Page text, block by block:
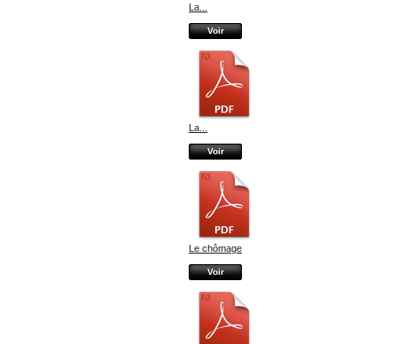
La...
Voir
La...
Voir
Le chômage
Voir